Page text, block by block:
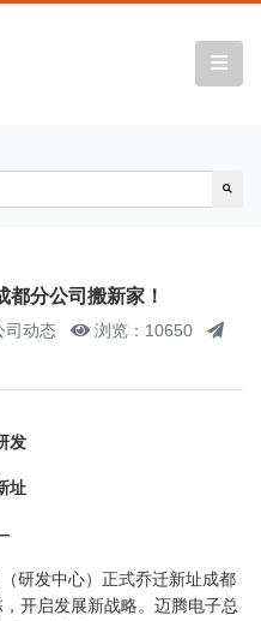
都分公司搬新家！
司动态
浏览：10650
发
址
研发中心）正式乔迁新址成都
开启发展新战略。迈腾电子总